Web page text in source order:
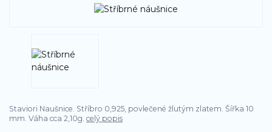
Staviori Naušnice. Stříbro 0,925, povlečené žlutým zlatem. Šířka 10
mm. Váha cca 2,10g. celý popis